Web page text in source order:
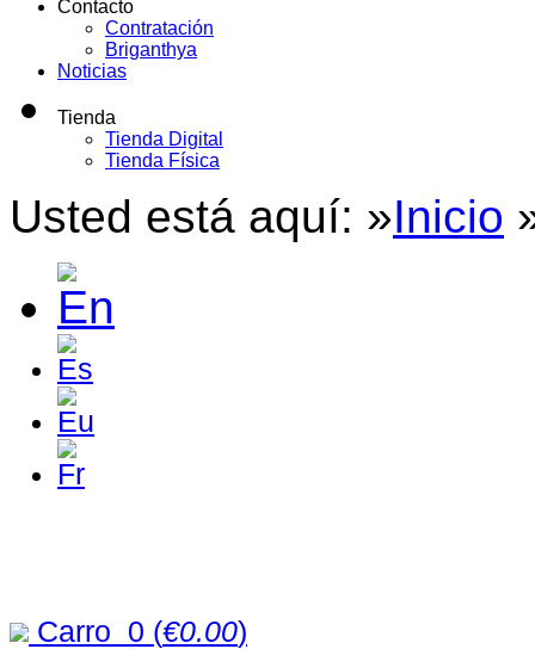
Contacto
Contratación
Briganthya
Noticias
Tienda
Tienda Digital
Tienda Física
Usted está aquí: »Inicio
Carro 0 (€0.00)